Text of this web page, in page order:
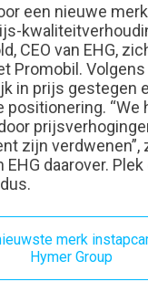
een nieuwe
CEO van EHG,
Promobil.
in prijs gestegen
positionering. “We
zijn verdwenen”,
EHG daarover.
merk
Hymer Group